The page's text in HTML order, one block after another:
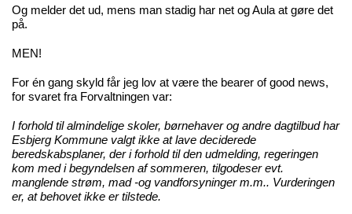
Og melder det ud, mens man stadig har net og Aula at gøre det
på.
MEN!
For én gang skyld får jeg lov at være the bearer of good news,
for svaret fra Forvaltningen var:
I forhold til almindelige skoler, børnehaver og andre dagtilbud har
Esbjerg Kommune valgt ikke at lave deciderede
beredskabsplaner, der i forhold til den udmelding, regeringen
kom med i begyndelsen af sommeren, tilgodeser evt.
manglende strøm, mad -og vandforsyninger m.m.. Vurderingen
er, at behovet ikke er tilstede.